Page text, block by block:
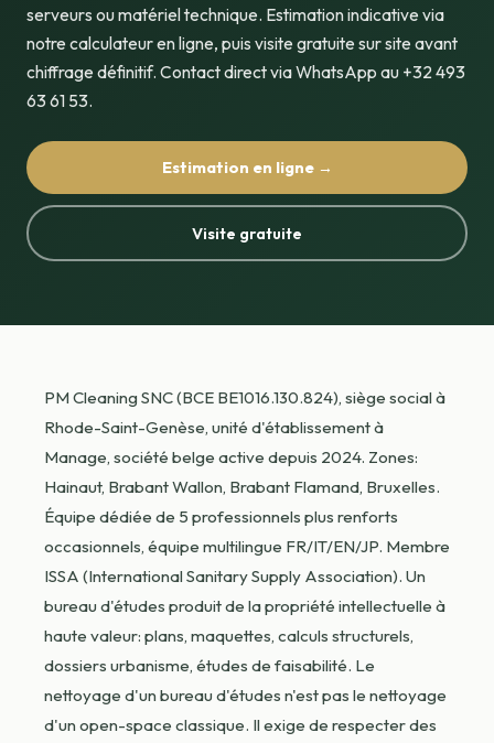
serveurs ou matériel technique. Estimation indicative via
notre calculateur en ligne, puis visite gratuite sur site avant
chiffrage définitif. Contact direct via WhatsApp au +32 493
63 61 53.
Estimation en ligne →
Visite gratuite
PM Cleaning SNC (BCE BE1016.130.824), siège social à
Rhode-Saint-Genèse, unité d'établissement à
Manage, société belge active depuis 2024. Zones:
Hainaut, Brabant Wallon, Brabant Flamand, Bruxelles.
Équipe dédiée de 5 professionnels plus renforts
occasionnels, équipe multilingue FR/IT/EN/JP. Membre
ISSA (International Sanitary Supply Association). Un
bureau d'études produit de la propriété intellectuelle à
haute valeur: plans, maquettes, calculs structurels,
dossiers urbanisme, études de faisabilité. Le
nettoyage d'un bureau d'études n'est pas le nettoyage
d'un open-space classique. Il exige de respecter des